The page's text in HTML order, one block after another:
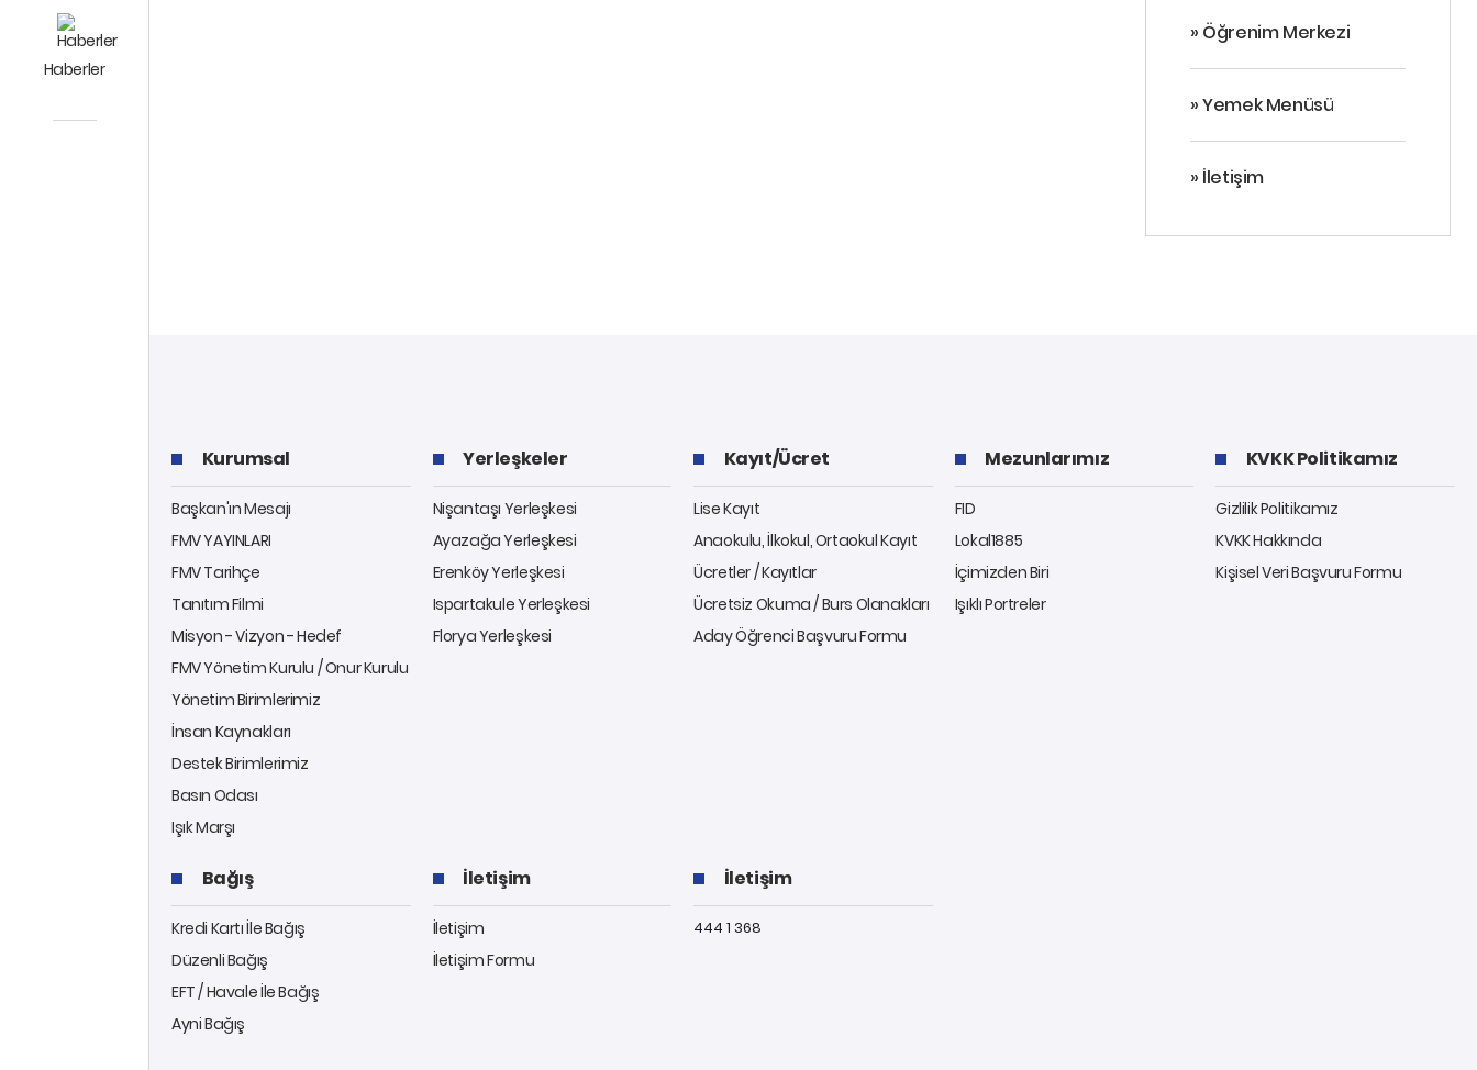
Haberler
» Öğrenim Merkezi
» Yemek Menüsü
» İletişim
Kurumsal
Başkan'ın Mesajı
FMV YAYINLARI
FMV Tarihçe
Tanıtım Filmi
Misyon - Vizyon - Hedef
FMV Yönetim Kurulu / Onur Kurulu
Yönetim Birimlerimiz
İnsan Kaynakları
Destek Birimlerimiz
Basın Odası
Işık Marşı
Yerleşkeler
Nişantaşı Yerleşkesi
Ayazağa Yerleşkesi
Erenköy Yerleşkesi
Ispartakule Yerleşkesi
Florya Yerleşkesi
Kayıt/Ücret
Lise Kayıt
Anaokulu, İlkokul, Ortaokul Kayıt
Ücretler / Kayıtlar
Ücretsiz Okuma / Burs Olanakları
Aday Öğrenci Başvuru Formu
Mezunlarımız
FID
Lokal1885
İçimizden Biri
Işıklı Portreler
KVKK Politikamız
Gizlilik Politikamız
KVKK Hakkında
Kişisel Veri Başvuru Formu
Bağış
Kredi Kartı İle Bağış
Düzenli Bağış
EFT / Havale İle Bağış
Ayni Bağış
İletişim
İletişim
İletişim Formu
İletişim
444 1 368